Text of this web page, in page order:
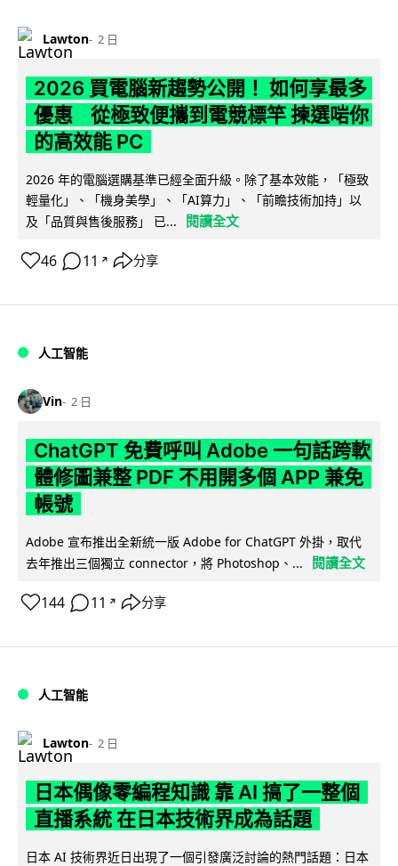
Lawton 2 日
2026 買電腦新趨勢公開！ 如何享最多
優惠 從極致便攜到電競標竿 揀選啱你
的高效能 PC
2026 年的電腦選購基準已經全面升級。除了基本效能，「極致
輕量化」、「機身美學」、「AI算力」、「前瞻技術加持」以
及「品質與售後服務」 已...
閱讀全文
46 11 ↗ 分享
人工智能
Vin 2 日
ChatGPT 免費呼叫 Adobe 一句話跨軟
體修圖兼整 PDF 不用開多個 APP 兼免
帳號
Adobe 宣布推出全新統一版 Adobe for ChatGPT 外掛，取代
去年推出三個獨立 connector，將 Photoshop、...
閱讀全文
144 11 ↗ 分享
人工智能
Lawton 2 日
日本偶像零編程知識 靠 AI 搞了一整個
直播系統 在日本技術界成為話題
日本 AI 技術界近日出現了一個引發廣泛討論的熱門話題：日本